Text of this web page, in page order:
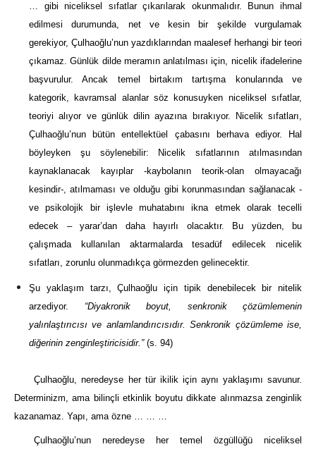
… gibi niceliksel sıfatlar çıkarılarak okunmalıdır. Bunun ihmal
edilmesi durumunda, net ve kesin bir şekilde vurgulamak
gerekiyor, Çulhaoğlu’nun yazdıklarından maalesef herhangi bir teori
çıkamaz. Günlük dilde meramın anlatılması için, nicelik ifadelerine
başvurulur. Ancak temel birtakım tartışma konularında ve
kategorik, kavramsal alanlar söz konusuyken niceliksel sıfatlar,
teoriyi alıyor ve günlük dilin ayazına bırakıyor. Nicelik sıfatları,
Çulhaoğlu’nun bütün entellektüel çabasını berhava ediyor. Hal
böyleyken şu söylenebilir: Nicelik sıfatlarının atılmasından
kaynaklanacak kayıplar -kaybolanın teorik-olan olmayacağı
kesindir-, atılmaması ve olduğu gibi korunmasından sağlanacak -
ve psikolojik bir işlevle muhatabını ikna etmek olarak tecelli
edecek – yarar’dan daha hayırlı olacaktır. Bu yüzden, bu
çalışmada kullanılan aktarmalarda tesadüf edilecek nicelik
sıfatları, zorunlu olunmadıkça görmezden gelinecektir.
Şu yaklaşım tarzı, Çulhaoğlu için tipik denebilecek bir nitelik
arzediyor. “Diyakronik boyut, senkronik çözümlemenin
yalınlaştırıcısı ve anlamlandırıcısıdır. Senkronik çözümleme ise,
diğerinin zenginleştiricisidir.”(s. 94)
Çulhaoğlu, neredeyse her tür ikilik için aynı yaklaşımı savunur.
Determinizm, ama bilinçli etkinlik boyutu dikkate alınmazsa zenginlik
kazanamaz. Yapı, ama özne … … …
Çulhaoğlu’nun neredeyse her temel özgüllüğü niceliksel